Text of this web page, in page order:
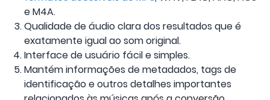
e M4A.
Qualidade de áudio clara dos resultados que é
exatamente igual ao som original.
Interface de usuário fácil e simples.
Mantém informações de metadados, tags de
identificação e outros detalhes importantes